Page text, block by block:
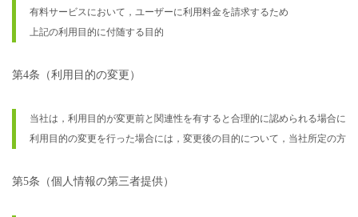
有料サービスにおいて，ユーザーに利用料金を請求するため
上記の利用目的に付随する目的
第4条（利用目的の変更）
当社は，利用目的が変更前と関連性を有すると合理的に認められる場合に
利用目的の変更を行った場合には，変更後の目的について，当社所定の方
第5条（個人情報の第三者提供）